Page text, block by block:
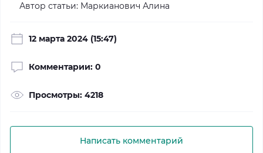
Автор статьи: Маркианович Алина
12 марта 2024 (15:47)
Комментарии: 0
Просмотры: 4218
Написать комментарий